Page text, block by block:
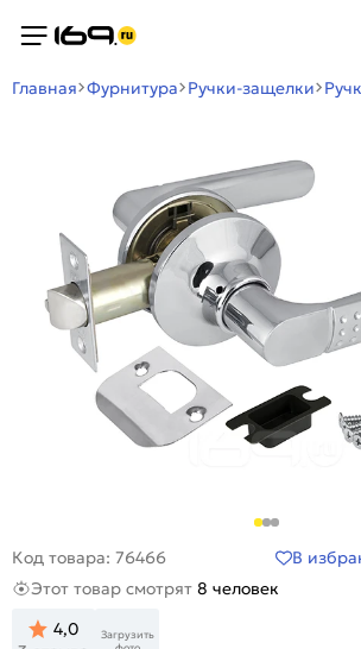
Главная Фурнитура Ручки-защелки
Код товара: 76466 В
Этот товар смотрят 8 человек
4,0
Загрузить